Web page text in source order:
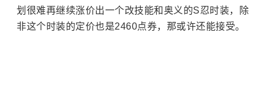
划很难再继续涨价出一个改技能和奥义的S忍时装，除
非这个时装的定价也是2460点券，那或许还能接受。